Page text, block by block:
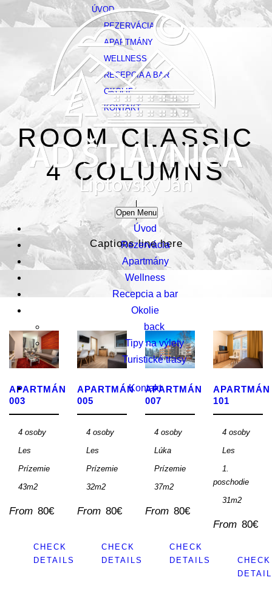
Open Menu
Úvod
Rezervácia
Apartmány
Wellness
Recepcia a bar
Okolie
back
Tipy na výlety
Turistické trasy
Kontakt
ÚVOD
REZERVÁCIA
APARTMÁNY
WELLNESS
RECEPCIA A BAR
OKOLIE
KONTAKT
ROOM CLASSIC
4 COLUMNS
Captions line here
APARTMÁN
003
4 osoby
Les
Prízemie
43m2
From 80€
CHECK
DETAILS
APARTMÁN
005
4 osoby
Les
Prízemie
32m2
From 80€
CHECK
DETAILS
APARTMÁN
007
4 osoby
Lúka
Prízemie
37m2
From 80€
CHECK
DETAILS
APARTMÁN
101
4 osoby
Les
1.
poschodie
31m2
From 80€
CHECK